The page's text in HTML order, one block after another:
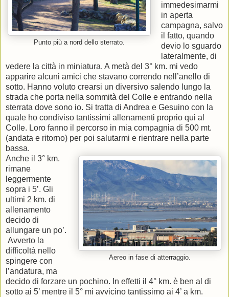
Punto più a nord dello sterrato.
immedesimarmi
in aperta
campagna, salvo
il fatto, quando
devio lo sguardo
lateralmente, di
vedere la città in miniatura. A metà del 3° km. mi vedo
apparire alcuni amici che stavano correndo nell’anello di
sotto. Hanno voluto crearsi un diversivo salendo lungo la
strada che porta nella sommità del Colle e entrando nella
sterrata dove sono io. Si tratta di Andrea e Gesuino con la
quale ho condiviso tantissimi allenamenti proprio qui al
Colle. Loro fanno il percorso in mia compagnia di 500 mt.
(andata e ritorno) per poi salutarmi e rientrare nella parte
bassa.
Aereo in fase di atterraggio.
Anche il 3° km.
rimane
leggermente
sopra i 5’. Gli
ultimi 2 km. di
allenamento
decido di
allungare un po’.
Avverto la
difficoltà nello
spingere con
l’andatura, ma
decido di forzare un pochino. In effetti il 4° km. è ben al di
sotto ai 5’ mentre il 5° mi avvicino tantissimo ai 4’ a km.